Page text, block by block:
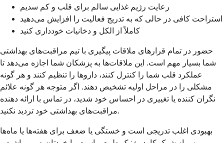
رعایت رژیم غذایی سالم برای قلب و کم سدیم
استراحت کافی در حالی که به تدریج فعالیت را افزایش می‌دهید
کاملاً از الکل و دخانیات خودداری کنید
حضور در تمام قرارهای ملاقات پیگیری با تیم مراقبت‌های بهداشتی
شما بسیار مهم است. این ملاقات‌ها به پزشکان شما اجازه می‌دهد تا
عملکرد قلب شما را کنترل کنند، داروها را تنظیم کنند و هر گونه
مشکلی را در مراحل اولیه تشخیص دهند. اگر متوجه هر گونه علائم
نگران کننده یا تغییری در احساس خود شدید، در تماس با ارائه دهنده
مراقبت‌های بهداشتی خود تردید نکنید.
بهبودی اغلب تدریجی است و خستگی یا ضعف برای هفته‌ها یا ماه‌ها